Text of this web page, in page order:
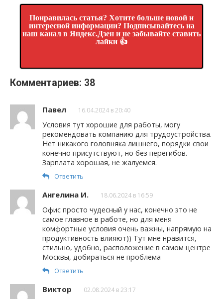
Понравилась статья? Хотите больше новой и
интересной информации? Подписывайтесь на
наш канал в Яндекс.Дзен и не забывайте ставить
лайки 👍
Комментариев: 38
Павел 16.04.2024 в 20:40
Условия тут хорошие для работы, могу
рекомендовать компанию для трудоустройства.
Нет никакого головняка лишнего, порядки свои
конечно присутствуют, но без перегибов.
Зарплата хорошая, не жалуемся.
Ответить
Ангелина И. 18.06.2024 в 16:59
Офис просто чудесный у нас, конечно это не
самое главное в работе, но для меня
комфортные условия очень важны, напрямую на
продуктивность влияют)) Тут мне нравится,
стильно, удобно, расположение в самом центре
Москвы, добираться не проблема
Ответить
Виктор 02.08.2024 в 23:17